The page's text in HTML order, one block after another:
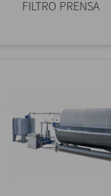
FILTRO PRENSA